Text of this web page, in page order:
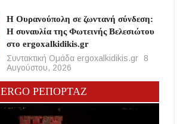
Η Ουρανούπολη σε ζωντανή σύνδεση:
Η συναυλία της Φωτεινής Βελεσιώτου
στο ergoxalkidikis.gr
Συντακτική Ομάδα ergoxalkidikis.gr
8
Αυγούστου, 2026
ERGO ΡΕΠΟΡΤΑΖ